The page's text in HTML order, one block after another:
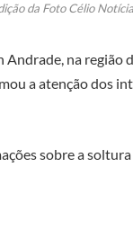
da Foto Célio
na região
a atenção dos
sobre a